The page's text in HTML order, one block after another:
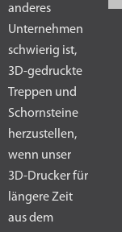
anderes
Unternehmen
schwierig ist,
3D-gedruckte
Treppen und
Schornsteine
herzustellen,
wenn unser
3D-Drucker für
längere Zeit
aus dem